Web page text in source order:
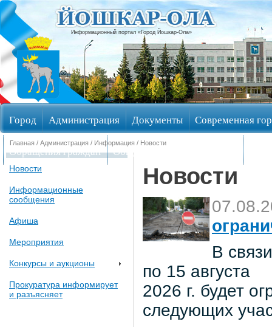
Информационный портал «Город Йошкар-Ола»
Город Администрация Документы Современная
Обращения граждан Общественные обсуждения
Главная / Администрация / Информация / Новости
Новости
Информационные
сообщения
Афиша
Мероприятия
Конкурсы и аукционы
Прокуратура информирует
и разъясняет
Новости
В
по 15 августа
2026 г. будет
следующих